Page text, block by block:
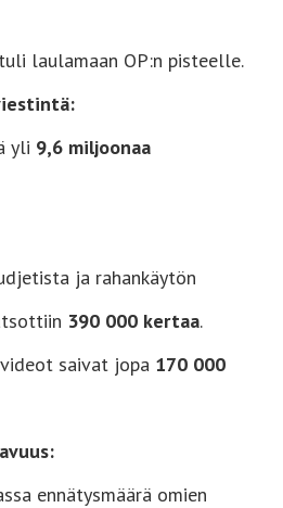
tuli laulamaan OP:n pisteelle.
yli 9,6 miljoonaa
ja rahankäytön
390 000 kertaa.
saivat jopa 170 000
ennätysmäärä omien